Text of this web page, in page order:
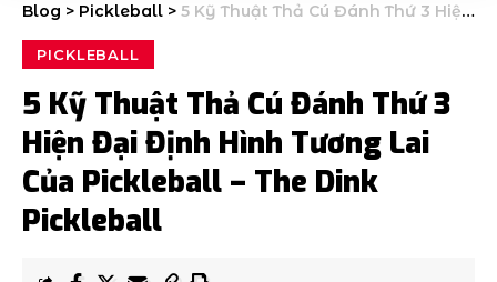
Blog > Pickleball > 5 Kỹ Thuật Thả Cú Đánh Thứ 3 Hiện Đại Định Hình Tương Lai Của Pickleball – The Dink Pickleball
PICKLEBALL
5 Kỹ Thuật Thả Cú Đánh Thứ 3
Hiện Đại Định Hình Tương Lai
Của Pickleball – The Dink
Pickleball